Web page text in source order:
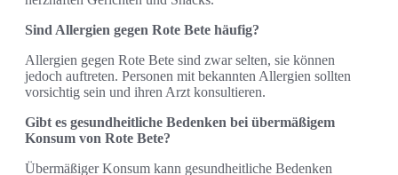
Sind Allergien gegen Rote Bete häufig?
Allergien gegen Rote Bete sind zwar selten, sie können
jedoch auftreten. Personen mit bekannten Allergien sollten
vorsichtig sein und ihren Arzt konsultieren.
Gibt es gesundheitliche Bedenken bei übermäßigem
Konsum von Rote Bete?
Übermäßiger Konsum kann gesundheitliche Bedenken